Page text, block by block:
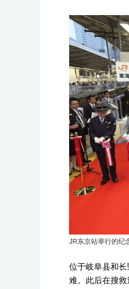
JR东京站举行的纪
位于岐阜县和
难。此后在搜